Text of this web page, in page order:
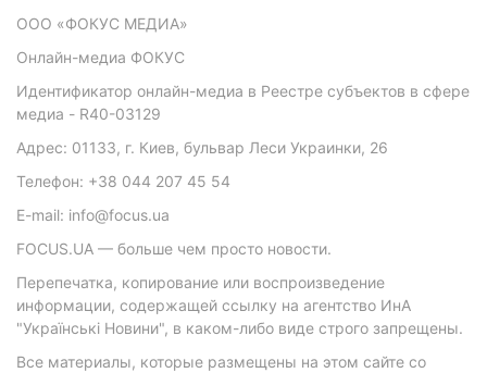
ООО «ФОКУС МЕДИА»
Онлайн-медиа ФОКУС
Идентификатор онлайн-медиа в Реестре субъектов в сфере
медиа - R40-03129
Адрес: 01133, г. Киев, бульвар Леси Украинки, 26
Телефон: +38 044 207 45 54
E-mail: info@focus.ua
FOCUS.UA — больше чем просто новости.
Перепечатка, копирование или воспроизведение
информации, содержащей ссылку на агентство ИнА
"Українські Новини", в каком-либо виде строго запрещены.
Все материалы, которые размещены на этом сайте со